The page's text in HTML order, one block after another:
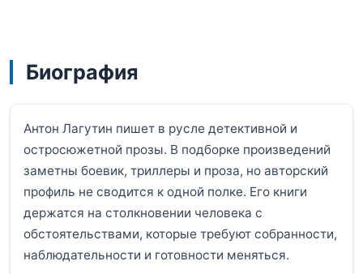
Биография
Антон Лагутин пишет в русле детективной и
остросюжетной прозы. В подборке произведений
заметны боевик, триллеры и проза, но авторский
профиль не сводится к одной полке. Его книги
держатся на столкновении человека с
обстоятельствами, которые требуют собранности,
наблюдательности и готовности меняться.